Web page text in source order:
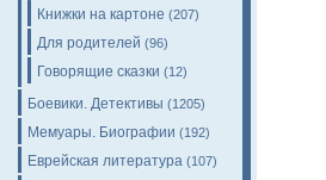
Книжки на картоне (207)
Для родителей (96)
Говорящие сказки (12)
Боевики. Детективы (1205)
Мемуары. Биографии (192)
Еврейская литература (107)